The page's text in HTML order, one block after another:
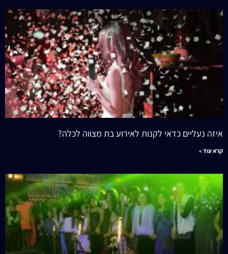
איזה נעליים כדאי לקנות לאירוע בת מצווה לכלה?
קרא עוד »